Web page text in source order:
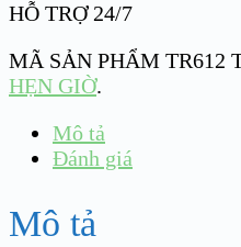
HỖ TRỢ 24/7
MÃ SẢN PHẨM TR612
HẸN GIỜ.
Mô tả
Đánh giá
Mô tả